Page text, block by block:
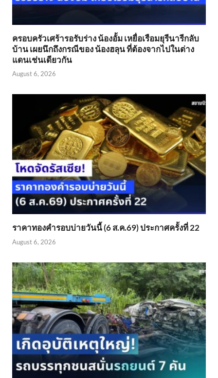
ครอบครัวเศร้ารอรับร่าง น้องอั้ม เหยื่อเรือมยุรีนารีกลับ
บ้าน เผยนึกถึงกรณีของ น้องฮลุน ที่ต้องจากไปในต่าง
แดนเช่นเดียวกัน
August 6, 2026
ราคาทองคำรอบบ่ายวันนี้ (6 ส.ค.69) ประกาศครั้งที่ 22
August 6, 2026